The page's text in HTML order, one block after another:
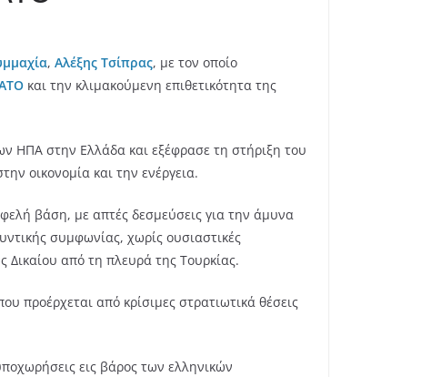
, Αλέξης Τσίπρας, με τον οποίο
και την κλιμακούμενη επιθετικότητα της
ΗΠΑ στην Ελλάδα και εξέφρασε τη στήριξη του
οικονομία και την ενέργεια.
βάση, με απτές δεσμεύσεις για την άμυνα
συμφωνίας, χωρίς ουσιαστικές
από τη πλευρά της Τουρκίας.
από κρίσιμες στρατιωτικά θέσεις
εις βάρος των ελληνικών